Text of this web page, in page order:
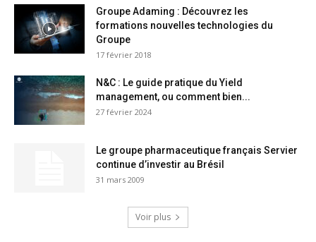
Groupe Adaming : Découvrez les
formations nouvelles technologies du
Groupe
17 février 2018
N&C : Le guide pratique du Yield
management, ou comment bien...
27 février 2024
Le groupe pharmaceutique français Servier
continue d’investir au Brésil
31 mars 2009
Voir plus